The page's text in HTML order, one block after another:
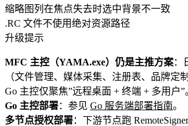
缩略图列在焦点失去时选中背景不一致
.RC 文件不使用绝对资源路径
升级提示
MFC 主控（YAMA.exe）仍是主推方案：
（文件管理、媒体采集、注册表、品牌定
Go 主控仅聚焦”远程桌面 + 终端 + 多用户”
Go 主控部署：参见 Go 服务端部署指南。
多节点授权部署：下游节点跑 RemoteSigner